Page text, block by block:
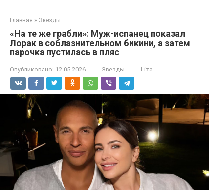
Главная » Звезды
«На те же грабли»: Муж-испанец показал
Лорак в соблазнительном бикини, а затем
парочка пустилась в пляс
Опубликовано: 12.05.2026 Звезды Liza